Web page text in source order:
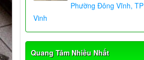
Phường Đông Vĩnh, TP
Vinh
Quang Tâm Nhiều Nhất